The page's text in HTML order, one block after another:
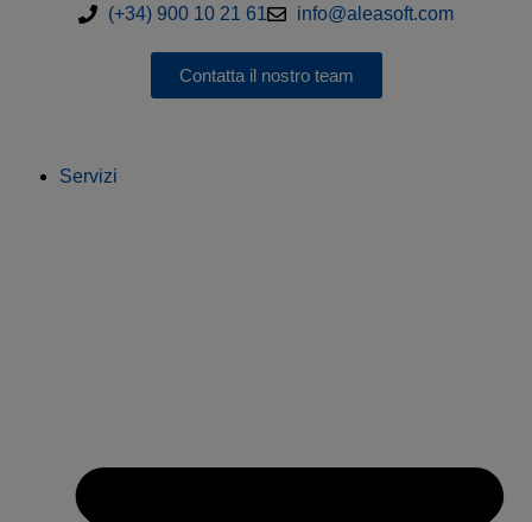
(+34) 900 10 21 61 info@aleasoft.com
Contatta il nostro team
Servizi